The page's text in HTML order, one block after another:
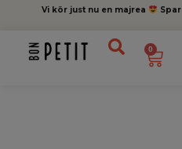
Vi kör just nu en majrea
0